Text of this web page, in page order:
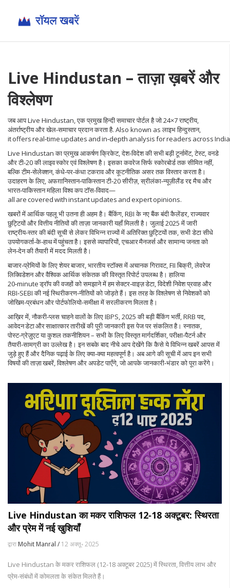
Live Hindustan – ताज़ा ख़बरें और
विश्लेषण
जब आपLive Hindustan,एक प्रमुख हिन्दी समाचार पोर्टल है जो 24×7 राष्ट्रीय,
अंतर्राष्ट्रीय और खेल‑समाचार प्रदान करता है. Also known asलाइभ हिन्दुस्तान,
it offers real‑time updates and in‑depth analysis for readers across
Live Hindustan का प्रमुख आकर्षणक्रिकेट,देश‑विदेश की सभी बड़ी टूर्नामेंट, टेस्ट, वनडे
और टी‑20 की लाइव स्कोर एवं विश्लेषणहै। इसका कवरेज सिर्फ स्कोरबोर्ड तक सीमित नहीं,
बल्कि टीम‑सेलेक्शन, कंधे‑पर‑कंधा टकराव और कूटनीतिक असर तक विस्तार करता है।
उदाहरण के लिए, अफग़ानिस्तान‑पाकिस्तान टी‑20 सीरीज़, स्रीलंका‑न्यूज़ीलैंड रद्द मैच और
भारत‑पाकिस्तान महिला विश्व कप टॉस‑विवाद—
all are covered with instant updates and expert opinions.
खबरों में आर्थिक पहलू भी उतना ही अहम है।बैंकिंग,RBI के नए बैंक बंदी कैलेंडर, राज्यवार
छुट्टियों और वित्तीय नीतियों की ताज़ा जानकारीयहाँ मिलती है। जुलाई 2025 में जारी
राष्ट्रीय‑स्तर की बंदी सूची से लेकर विभिन्न राज्यों में अतिरिक्त छुट्टियों तक, सभी डेटा सीधे
उपयोगकर्ता‑के‑हाथ में पहुंचता है। इससे व्यापारियों, एचआर मैनजर्स और सामान्य जनता को
लेन‑देन की तैयारी में मदद मिलती है।
बाजार‑प्रेमियों के लिएशेयर बाजार,भारतीय स्टॉक्स में अचानक गिरावट, FII बिक्री, लेवरेज
लिक्विडेशन और वैश्विक आर्थिक संकेतककी विस्तृत रिपोर्ट उपलब्ध है। हालिया
20‑minute ड्रॉप की वजहों को समझाने में हम सेक्टर‑वाइज़ डेटा, विदेशी निवेश प्रवाह और
RBI‑SEBI की नई स्थिरीकरण‑नीतियों को जोड़ते हैं। इस तरह के विश्लेषण से निवेशकों को
जोखिम‑प्रबंधन और पोर्टफोलियो‑समीक्षा में सरलीकरण मिलता है।
आख़िर में, नौकरी‑प्लस चाहने वालों के लिएIBPS,2025 की बड़ी बैंकिंग भर्ती, RRB पद,
आवेदन डेटा और साक्षात्कार तारीखेंकी पूरी जानकारी इस पेज पर संकलित है। स्नातक,
पोस्ट‑ग्रेज़ुएट या कुशल तकनीशियन – सभी के लिए विस्तृत मार्गदर्शिका, परीक्षा‑पैटर्न और
तैयारी‑सामग्री का उल्लेख है। इन सबके बाद नीचे आप देखेंगे कि कैसे ये विभिन्न खबरें आपस में
जुड़े हुए हैं और दैनिक पढ़ाई के लिए क्या‑क्या महत्वपूर्ण है। अब आगे की सूची में आप इन सभी
विषयों की ताज़ा खबरें, विश्लेषण और अपडेट पाएँगे, जो आपके जानकारी‑भंडार को पूरा करेंगे।
Live Hindustan का मकर राशिफल 12‑18 अक्टूबर: स्थिरता
और प्रेम में नई खुशियाँ
द्वारा Mohit Manral / 12 अक्तू॰ 2025
Live Hindustan के मकर राशिफल (12‑18 अक्टूबर 2025) में स्थिरता, वित्तीय लाभ और
प्रेम‑संबंधों में कोमलता के संकेत मिलते हैं।